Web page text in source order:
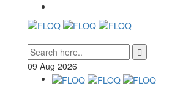
09 Aug 2026